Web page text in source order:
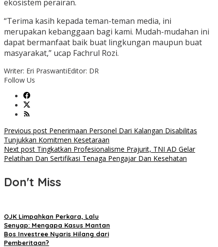
ekosistem perairan.
“Terima kasih kepada teman-teman media, ini
merupakan kebanggaan bagi kami. Mudah-mudahan ini
dapat bermanfaat baik buat lingkungan maupun buat
masyarakat,” ucap Fachrul Rozi.
Writer: Eri PraswantiEditor: DR
Follow Us
Post
navigation
Previous post Penerimaan Personel Dari Kalangan Disabilitas
Tunjukkan Komitmen Kesetaraan
Next post Tingkatkan Profesionalisme Prajurit, TNI AD Gelar
Pelatihan Dan Sertifikasi Tenaga Pengajar Dan Kesehatan
Don't Miss
OJK Limpahkan Perkara, Lalu
Senyap: Mengapa Kasus Mantan
Bos Investree Nyaris Hilang dari
Pemberitaan?